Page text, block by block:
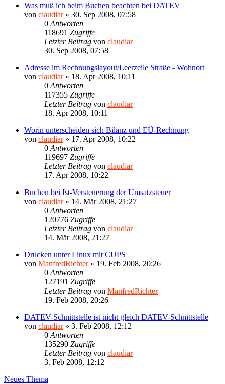
Was muß ich beim Buchen beachten bei DATEV
von claudiar» 30. Sep 2008, 07:58
0 Antworten
118691 Zugriffe
Letzter Beitrag von claudiar
30. Sep 2008, 07:58
Adresse im Rechnungslayout/Leerzeile Straße - Wohnort
von claudiar» 18. Apr 2008, 10:11
0 Antworten
117355 Zugriffe
Letzter Beitrag von claudiar
18. Apr 2008, 10:11
Worin unterscheiden sich Bilanz und EÜ-Rechnung
von claudiar» 17. Apr 2008, 10:22
0 Antworten
119697 Zugriffe
Letzter Beitrag von claudiar
17. Apr 2008, 10:22
Buchen bei Ist-Versteuerung der Umsatzsteuer
von claudiar» 14. Mär 2008, 21:27
0 Antworten
120776 Zugriffe
Letzter Beitrag von claudiar
14. Mär 2008, 21:27
Drucken unter Linux mit CUPS
von ManfredRichter» 19. Feb 2008, 20:26
0 Antworten
127191 Zugriffe
Letzter Beitrag von ManfredRichter
19. Feb 2008, 20:26
DATEV-Schnittstelle ist nicht gleich DATEV-Schnittstelle
von claudiar» 3. Feb 2008, 12:12
0 Antworten
135290 Zugriffe
Letzter Beitrag von claudiar
3. Feb 2008, 12:12
Neues Thema